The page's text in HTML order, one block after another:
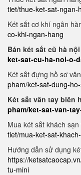
tiet/thue-ket-sat-ngan-
Két sắt cơ khí ngân
co-khi-ngan-hang
Bán két sắt cũ hà nội
ket-sat-cu-ha-noi-o-
Két sắt đựng hồ sơ
pham/ket-sat-dung-
Két sắt vân tay biên
pham/ket-sat-van-
Mua két sắt khách
tiet/mua-ket-sat-
Hướng dẫn sử dụng
https://
tu-mini